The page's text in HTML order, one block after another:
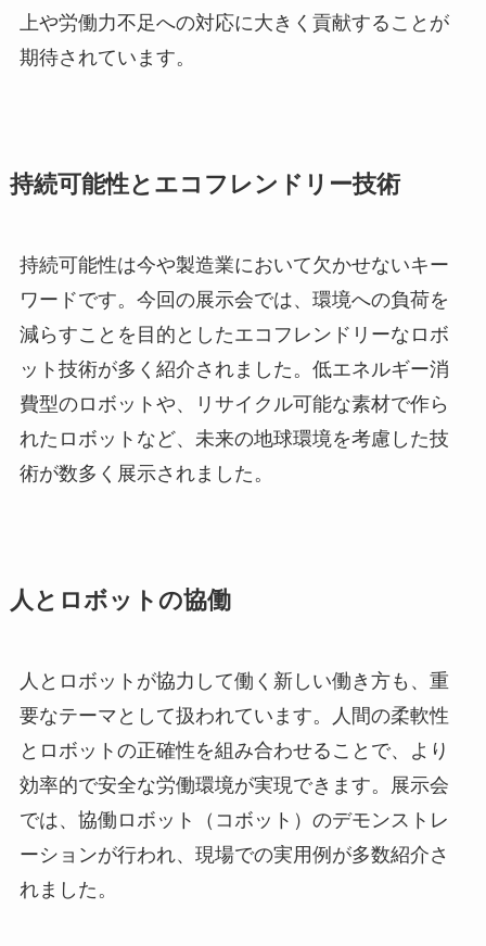
上や労働力不足への対応に大きく貢献することが
期待されています。
持続可能性とエコフレンドリー技術
持続可能性は今や製造業において欠かせないキー
ワードです。今回の展示会では、環境への負荷を
減らすことを目的としたエコフレンドリーなロボ
ット技術が多く紹介されました。低エネルギー消
費型のロボットや、リサイクル可能な素材で作ら
れたロボットなど、未来の地球環境を考慮した技
術が数多く展示されました。
人とロボットの協働
人とロボットが協力して働く新しい働き方も、重
要なテーマとして扱われています。人間の柔軟性
とロボットの正確性を組み合わせることで、より
効率的で安全な労働環境が実現できます。展示会
では、協働ロボット（コボット）のデモンストレ
ーションが行われ、現場での実用例が多数紹介さ
れました。